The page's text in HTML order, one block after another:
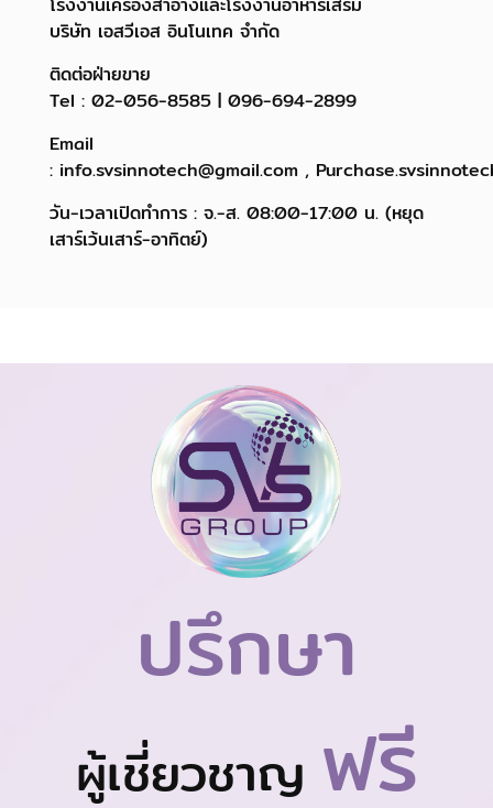
บริษัท เอสวีเอส อินโนเทค จำกัด
ติดต่อฝ่ายขาย
Tel : 02-056-8585 | 096-694-2899
Email
: info.svsinnotech@gmail.com ,
วัน-เวลาเปิดทำการ : จ.-ส. 08:00-17:00 น. (หยุด
เสาร์เว้นเสาร์-อาทิตย์)
ปรึกษา
ผู้เชี่ยวชาญ ฟรี